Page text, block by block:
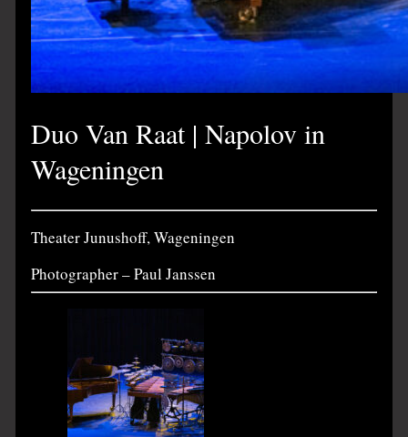
Duo Van Raat | Napolov in
Wageningen
Theater Junushoff, Wageningen
Photographer – Paul Janssen